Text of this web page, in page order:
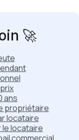
🚀
ans
propriétaire
locataire
le locataire
commercial